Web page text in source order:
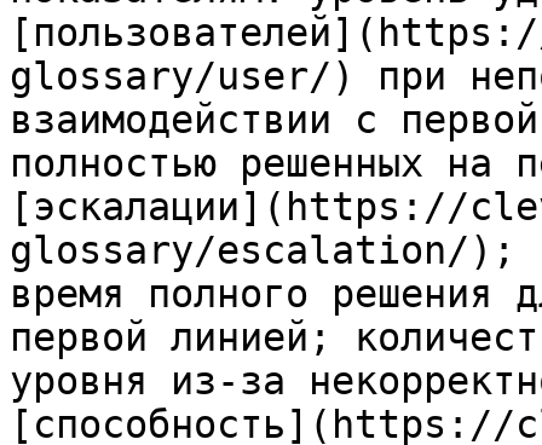
glossary/user/) при
взаимодействии с
полностью решенных на
[эскалации](https://
glossary/escalation/);
время полного решения
первой линией;
уровня из-за